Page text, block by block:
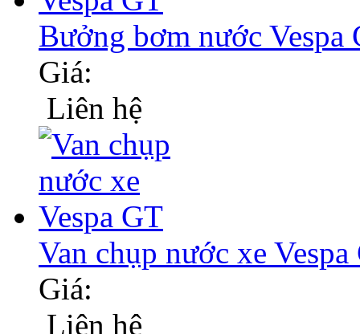
Bưởng bơm nước Vespa
Giá:
Liên hệ
Van chụp nước xe Vespa
Giá:
Liên hệ